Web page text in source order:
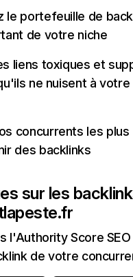
le portefeuille de
de votre niche
liens toxiques et
ne nuisent à
concurrents les
des backlinks
sur les
l'Authority Score
de votre